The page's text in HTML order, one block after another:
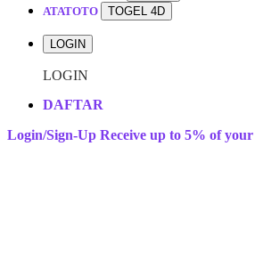
ATATOTO
TOGEL 4D
LOGIN
LOGIN
DAFTAR
Login/Sign-Up Receive up to 5% of